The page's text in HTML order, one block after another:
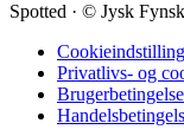
Spotted · © Jysk
Privatlivs- og